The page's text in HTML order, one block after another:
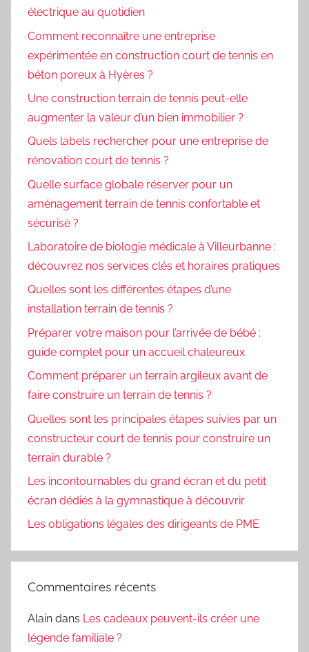
électrique au quotidien
Comment reconnaître une entreprise
expérimentée en construction court de tennis en
béton poreux à Hyères ?
Une construction terrain de tennis peut-elle
augmenter la valeur d’un bien immobilier ?
Quels labels rechercher pour une entreprise de
rénovation court de tennis ?
Quelle surface globale réserver pour un
aménagement terrain de tennis confortable et
sécurisé ?
Laboratoire de biologie médicale à Villeurbanne :
découvrez nos services clés et horaires pratiques
Quelles sont les différentes étapes d’une
installation terrain de tennis ?
Préparer votre maison pour l’arrivée de bébé :
guide complet pour un accueil chaleureux
Comment préparer un terrain argileux avant de
faire construire un terrain de tennis ?
Quelles sont les principales étapes suivies par un
constructeur court de tennis pour construire un
terrain durable ?
Les incontournables du grand écran et du petit
écran dédiés à la gymnastique à découvrir
Les obligations légales des dirigeants de PME
Commentaires récents
Alain dans Les cadeaux peuvent-ils créer une
légende familiale ?